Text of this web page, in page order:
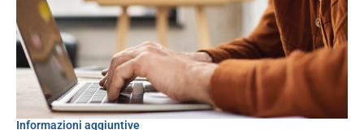
Informazioni aggiuntive